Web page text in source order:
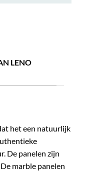
LENO
het een natuurlijk
De panelen zijn
marble panelen